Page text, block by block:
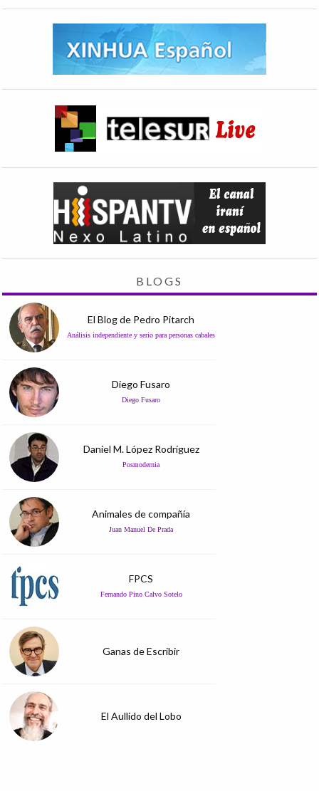
BLOGS
El Blog de Pedro Pitarch
Análisis independiente y serio para personas cabales
Diego Fusaro
Diego Fusaro
Daniel M. López Rodríguez
Posmodernia
Animales de compañía
Juan Manuel De Prada
FPCS
Fernando Pino Calvo Sotelo
Ganas de Escribir
El Aullido del Lobo